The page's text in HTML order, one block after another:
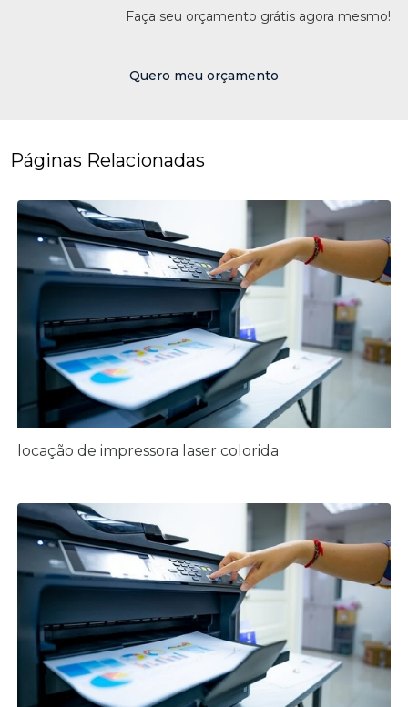
Faça seu orçamento grátis agora mesmo!
Quero meu orçamento
Páginas Relacionadas
locação de impressora laser colorida